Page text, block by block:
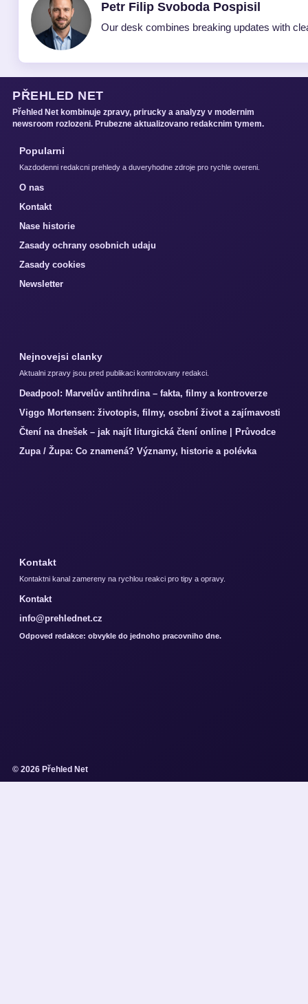
Petr Filip Svoboda Pospisil
Our desk combines breaking updates with
PŘEHLED NET
Přehled Net kombinuje zpravy, prirucky a analyzy v modernim
newsroom rozlozeni. Prubezne aktualizovano redakcnim tymem.
Popularni
Kazdodenni redakcni prehledy a duveryhodne zdroje pro rychle overeni.
O nas
Kontakt
Nase historie
Zasady ochrany osobnich udaju
Zasady cookies
Newsletter
Nejnovejsi clanky
Aktualni zpravy jsou pred publikaci kontrolovany redakci.
Deadpool: Marvelův antihrdina – fakta, filmy a kontroverze
Viggo Mortensen: životopis, filmy, osobní život a zajímavosti
Čtení na dnešek – jak najít liturgická čtení online | Průvodce
Zupa / Župa: Co znamená? Významy, historie a polévka
Kontakt
Kontaktni kanal zamereny na rychlou reakci pro tipy a opravy.
Kontakt
info@prehlednet.cz
Odpoved redakce: obvykle do jednoho pracovniho dne.
© 2026 Přehled Net